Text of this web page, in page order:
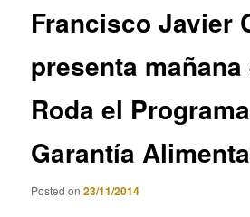
Francisco Javier
presenta mañana
Roda el
Garantía
Posted on23/11/2014